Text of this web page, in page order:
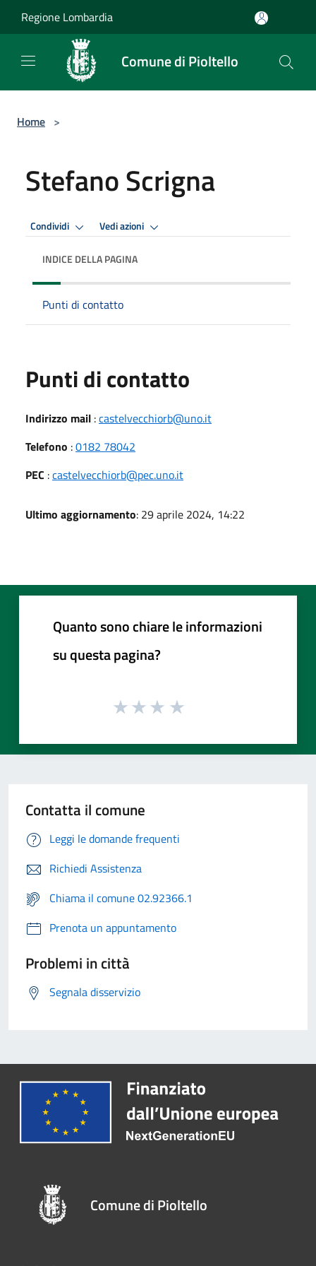
Regione Lombardia
Comune di Pioltello
Home >
Stefano Scrigna
Condividi Vedi azioni
INDICE DELLA PAGINA
Punti di contatto
Punti di contatto
Indirizzo mail :castelvecchiorb@uno.it
Telefono :0182 78042
PEC :castelvecchiorb@pec.uno.it
Ultimo aggiornamento: 29 aprile 2024, 14:22
Quanto sono chiare le informazioni
su questa pagina?
Contatta il comune
Leggi le domande frequenti
Richiedi Assistenza
Chiama il comune 02.92366.1
Prenota un appuntamento
Problemi in città
Segnala disservizio
Comune di Pioltello